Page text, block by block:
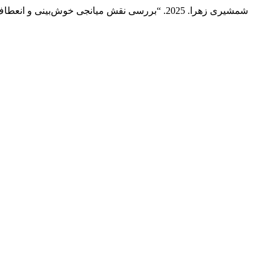
لطفی زهرا, مجیدی فر فاطمه, and شمشیری زهرا. 2025. “بررسی نقش میانجی خوش‌بینی و انعطاف‌پذیری روان‌شناختی در رابطه میان اضطراب کرونا و سلامت روان”.